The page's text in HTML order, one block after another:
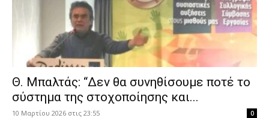
Θ. Μπαλτάς: “Δεν θα συνηθίσουμε ποτέ το
σύστημα της στοχοποίησης και...
10 Μαρτίου 2026 στις 23:55 0